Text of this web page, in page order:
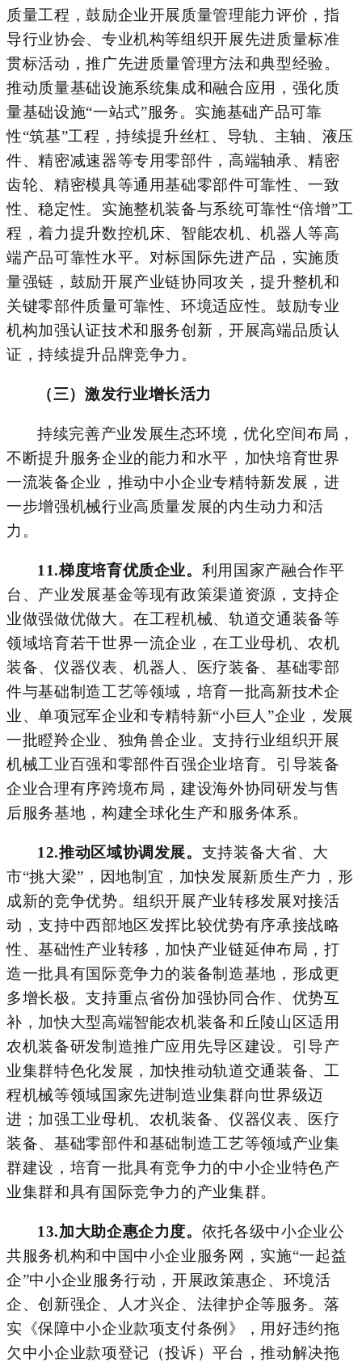
质量工程，鼓励企业开展质量管理能力评价， 指
导行业协会、专业机构等组织开展先进质量标准
贯标活动 ，推广先进质量管理方法和典型经验。
推动质量基础设施系统集成和融合应用，强化质
量基础设施“一站式”服务。 实施基础产品可靠
性“筑基”工程，持续提升丝杠、导轨、主轴、液压
件、精密减速器等专用零部件，高端轴承、精密
齿轮、精密模具等通用基础零部件可靠性、一致
性、稳定性。实施整机装备与系统可靠性“倍增”工
程，着力提升数控机床、智能农机、机器人等高
端产品可靠性水平。对标国际先进产品，实施质
量强链 ， 鼓励开展产业链协同攻关，提升整机和
关键零部件质量可靠性、环境适应性。鼓励专业
机构加强认证技术和服务创新，开展高端品质认
证，持续提升品牌竞争力。
（三）激发行业增长活力
持续完善产业发展生态环境，优化空间布局，
不断提升服务企业的能力和水平，加快培育世界
一流装备企业， 推动中小企业专精特新发展，进
一步增强机械行业高质量发展的内生动力和活
力。
11.梯度培育优质企业。 利用国家产融合作平
台、 产业发展基金等现有政策渠道资源，支持企
业做强做优做大。在工程机械、轨道交通装备等
领域培育若干世界一流企业，在工业母机、农机
装备、仪器仪表、机器人、医疗装备、基础零部
件与基础制造工艺等领域，培育一批高新技术企
业、单项冠军企业和专精特新“小巨人”企业，发展
一批瞪羚企业、独角兽企业。支持行业组织开展
机械工业百强和零部件百强企业培育。引导装备
企业合理有序跨境布局，建设海外协同研发与售
后服务基地，构建全球化生产和服务体系。
12.推动区域协调发展。 支持装备大省、大
市“挑大梁” ，因地制宜，加快发展新质生产力，形
成新的竞争优势。组织开展产业转移发展对接活
动，支持中西部地区发挥比较优势有序承接战略
性、基础性产业转移，加快产业链延伸布局，打
造一批具有国际竞争力的装备制造基地，形成更
多增长极。支持重点省份加强协同合作、优势互
补，加快大型高端智能农机装备和丘陵山区适用
农机装备研发制造推广应用先导区建设。引导产
业集群特色化发展，加快推动轨道交通装备、工
程机械等领域国家先进制造业集群向世界级迈
进；加强工业母机、农机装备、仪器仪表、医疗
装备、基础零部件和基础制造工艺等领域产业集
群建设，培育一批具有竞争力的中小企业特色产
业集群和具有国际竞争力的产业集群。
13.加大助企惠企力度。 依托各级中小企业公
共服务机构和中国中小企业服务网，实施“一起益
企”中小企业服务行动，开展政策惠企、环境活
企、创新强企、人才兴企、法律护企等服务。落
实《保障中小企业款项支付条例》，用好违约拖
欠中小企业款项登记（投诉）平台，推动解决拖